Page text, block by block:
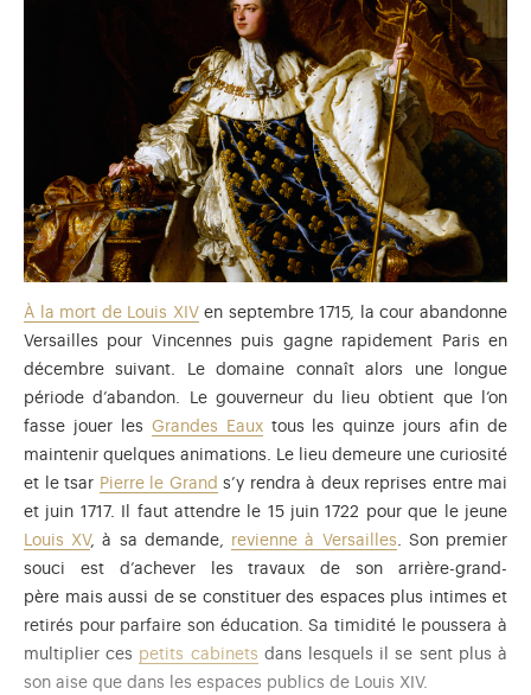
Grand Commun en 1681-1684, aile du Nord en 1685-1689,
en 1699-1710, pour ne citer que les
La demeure passe progressivement du statut de relais de
chasse à celui de résidence de plaisance avec degrands
divertissementsdans les jardins (notamment ceux de 1664,
1668 et 1674), elle devient surtout à partir de
résidence principaledela couret du gouvernement.
Louis XIV y installe non seulement son aristocratie, mais aussi
son administration centrale. Là, il peut paraître comme
primus inter paresau milieu des Grands qui se ruinent à
l’envie pour rester à demeure, mais aussi diriger toute sa
politique. De même Louis XIV, roi amoureux du grand air et
des espaces, voit tout l’intérêt à bâtir ici et fait de son
château une expression de son pouvoir et sa puissance,
sachant que la gloire passe non seulement par la guerre mais
aussi par les Bâtiments. Le lieu devient le théâtre de
cérémonies prestigieuses comme la réception de grandes
ambassades dans lagalerie des Glaces:le doge de Gênes
en 1685, les envoyés duSiamen 1686 et ceux dePerseen
1715. De même, en novembre 1700, c’est à Versailles qu’il
accepte le testament de Charles II d’Espagne pour que son
deuxième petit-fils devienne roi d’Espagne. À sa mort, le
palais et son domaine sont loin d’être achevés mais Louis XIV,
À la mort de Louis XIVen septembre 1715, la cour abandonne
Versailles pour Vincennes puis gagne rapidement Paris en
décembre suivant. Le domaine connaît alors une longue
période d’abandon. Le gouverneur du lieu obtient que l’on
fasse jouer les Grandes Eauxtous les quinze jours afin de
maintenir quelques animations. Le lieu demeure une curiosité
et le tsar Pierre le Grand s’y rendra à deux reprises entre mai
et juin 1717. Il faut attendre le 15 juin 1722 pour que le jeune
Louis XV, à sa demande, revienne à Versailles. Son premier
souci est d’achever les travaux de son arrière-grand-
père mais aussi de se constituer des espaces plus intimes et
retirés pour parfaire son éducation. Sa timidité le poussera à
multiplier ces petits cabinets dans lesquels il se sent plus à
son aise que dans les espaces publics de Louis XIV.